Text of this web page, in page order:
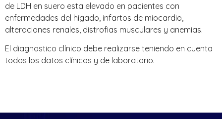
de LDH en suero esta elevado en pacientes con
enfermedades del hígado, infartos de miocardio,
alteraciones renales, distrofias musculares y anemias.
El diagnostico clínico debe realizarse teniendo en cuenta
todos los datos clínicos y de laboratorio.